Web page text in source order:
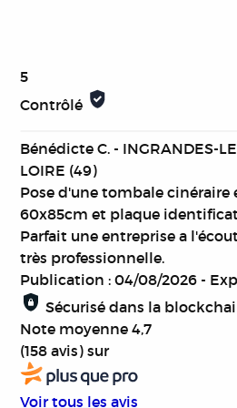
5
Contrôlé
Bénédicte C. - INGRANDES-
LOIRE (49)
Pose d'une tombale cinéraire
60x85cm et plaque
Parfait une entreprise a
très professionnelle.
Publication : 04/08/2026 -
Sécurisé dans la
Note moyenne4,7
(158 avis)sur
Voir tous les avis